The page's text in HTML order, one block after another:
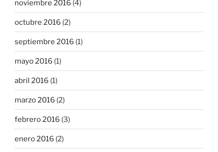
noviembre 2016 (4)
octubre 2016 (2)
septiembre 2016 (1)
mayo 2016 (1)
abril 2016 (1)
marzo 2016 (2)
febrero 2016 (3)
enero 2016 (2)